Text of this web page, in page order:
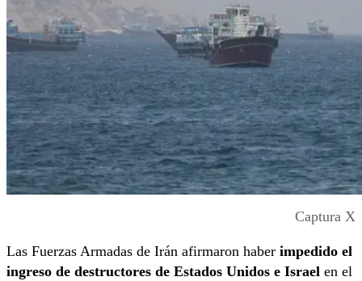
Captura X
Las Fuerzas Armadas de Irán afirmaron haber impedido el
ingreso de destructores de Estados Unidos e Israel en el